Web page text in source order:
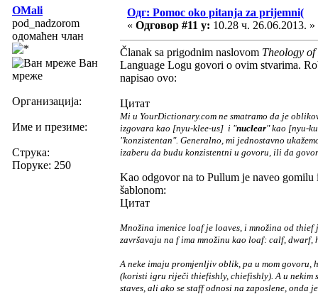
OMali
pod_nadzorom
одомаћен члан
Ван
мреже
Организација:
Име и презиме:
Струка:
Поруке: 250
Одг: Pomoc oko pitanja za prijemni(
« Одговор #11 у: 10.28 ч. 26.06.2013. »
Članak sa prigodnim naslovom Theology
Language Logu govori o ovim stvarima.
napisao ovo:
Цитат
Mi u YourDictionary.com ne smatramo da je
izgovara kao [nyu-klee-us] i "nuclear" kao [nyu-
"konzistentan". Generalno, mi jednostavno
izaberu da budu konzistentni u govoru, ili da
Kao odgovor na to Pullum je naveo
šablonom:
Цитат
Množina imenice loaf je loaves, i množina od
završavaju na f ima množinu kao loaf: calf,
A neke imaju promjenljiv oblik, pa u mom
(koristi igru riječi thiefishly, chiefishly). A u nekim
staves, ali ako se staff odnosi na zaposlene, onda